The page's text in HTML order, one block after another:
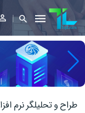
طراح و تحلیلگر نرم